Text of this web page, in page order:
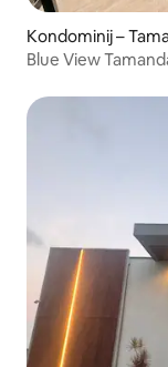
Kondominij –
Blue View